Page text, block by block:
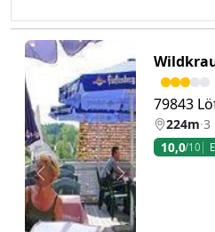
Zurück Weiter
79843
224m·3
10,0/10